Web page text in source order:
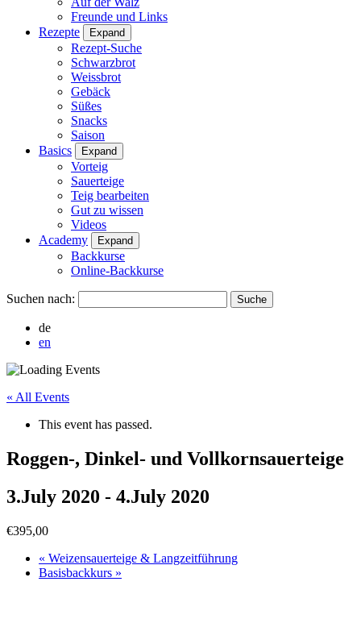
Freunde und Links
Rezepte
Expand
Rezept-Suche
Schwarzbrot
Weissbrot
Gebäck
Süßes
Snacks
Saison
Basics
Expand
Vorteig
Sauerteige
Teig bearbeiten
Gut zu wissen
Videos
Academy
Expand
Backkurse
Online-Backkurse
Suchen nach:
de
en
« All Events
This event has passed.
Roggen-, Dinkel- und Vollkornsauerteige
3.July 2020 - 4.July 2020
€395,00
« Weizensauerteige & Langzeitführung
Basisbackkurs »